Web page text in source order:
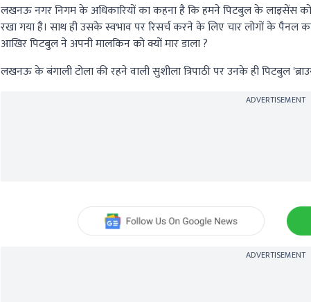
लखनऊ नगर निगम के अधिकारियों का कहना है कि हमने पिटबुल के
रखा गया है। साथ ही उसके स्वभाव पर रिसर्च करने के लिए चार लोगों के पैनल
आखिर पिटबुल ने अपनी मालकिन को क्यों मार डाला ?
लखनऊ के बंगाली टोला की रहने वाली सुशीला त्रिपाठी पर उनके ही पिटबुल
ADVERTISEMENT
ADVERTISEMENT